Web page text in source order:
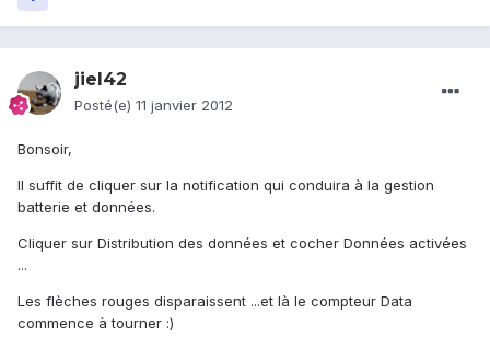
jiel42
Posté(e) 11 janvier 2012
Bonsoir,
Il suffit de cliquer sur la notification qui conduira à la gestion
batterie et données.
Cliquer sur Distribution des données et cocher Données activées
...
Les flèches rouges disparaissent ...et là le compteur Data
commence à tourner :)